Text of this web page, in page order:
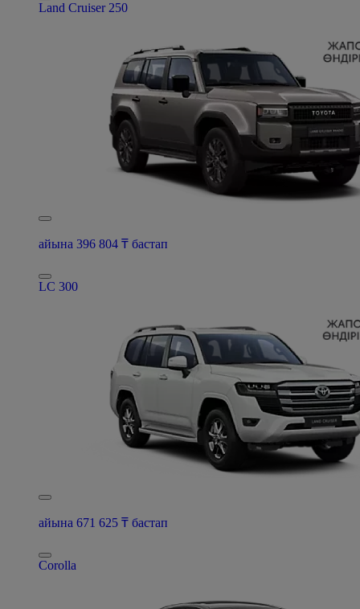
Land Cruiser 250
айына 396 804 ₸ бастап
LC 300
айына 671 625 ₸ бастап
Corolla